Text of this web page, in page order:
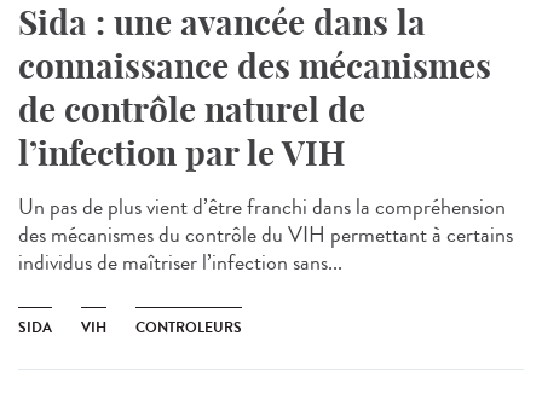
Sida : une avancée dans la
connaissance des mécanismes
de contrôle naturel de
l’infection par le VIH
Un pas de plus vient d’être franchi dans la compréhension
des mécanismes du contrôle du VIH permettant à certains
individus de maîtriser l’infection sans...
SIDA VIH CONTROLEURS